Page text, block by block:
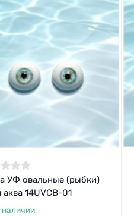
УФ овальные (рыбки)
аква 14UVCB-01
наличии